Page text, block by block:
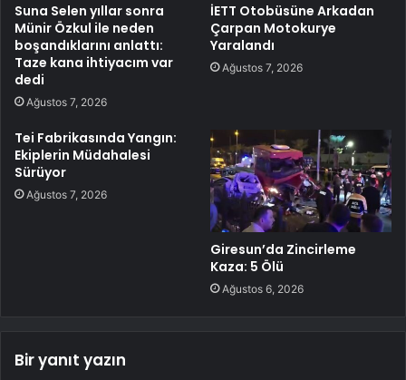
Suna Selen yıllar sonra
Münir Özkul ile neden
boşandıklarını anlattı:
Taze kana ihtiyacım var
dedi
Ağustos 7, 2026
İETT Otobüsüne Arkadan
Çarpan Motokurye
Yaralandı
Ağustos 7, 2026
Tei Fabrikasında Yangın:
Ekiplerin Müdahalesi
Sürüyor
Ağustos 7, 2026
Giresun’da Zincirleme
Kaza: 5 Ölü
Ağustos 6, 2026
Bir yanıt yazın